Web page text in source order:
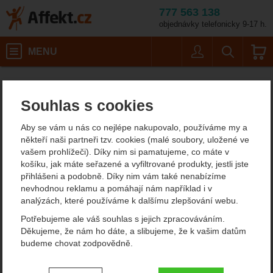
Souhlas s cookies
Aby se vám u nás co nejlépe nakupovalo, používáme my a
někteří naši partneři tzv. cookies (malé soubory, uložené ve
vašem prohlížeči). Díky nim si pamatujeme, co máte v
košíku, jak máte seřazené a vyfiltrované produkty, jestli jste
přihlášeni a podobně. Díky nim vám také nenabízíme
nevhodnou reklamu a pomáhají nám například i v
analýzách, které používáme k dalšímu zlepšování webu.
Potřebujeme ale váš souhlas s jejich zpracováváním.
Děkujeme, že nám ho dáte, a slibujeme, že k vašim datům
budeme chovat zodpovědně.
Nastavení souhlasů s kategoriemi
777 563 138
objednávky telefonicky 9-17 h.
MENU
Velikost: 1
Camp Ball Nut
Fotografie